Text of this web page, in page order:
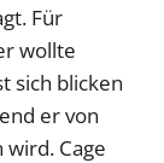
Für
wollte
sich blicken
er von
Cage